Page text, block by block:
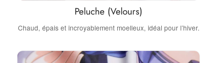
Peluche (Velours)
Chaud, épais et incroyablement moelleux, idéal pour l’hiver.